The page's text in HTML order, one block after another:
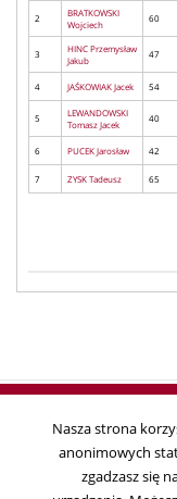
2
BRATKOWSKI
Wojciech
60
3
HINC Przemysław
Jakub
47
4 JAŚKOWIAK Jacek 54
5
LEWANDOWSKI
Tomasz Jacek
40
6 PUCEK Jarosław 42
7 ZYSK Tadeusz 65
Państwowa Komisja
Nasza strona
anonimowych
zgadzasz się